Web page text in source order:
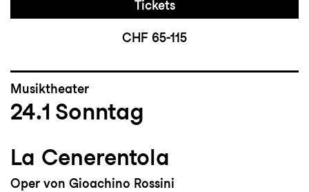
Tickets
CHF 65-115
Musiktheater
24.1 Sonntag
La Cenerentola
Oper von Gioachino Rossini